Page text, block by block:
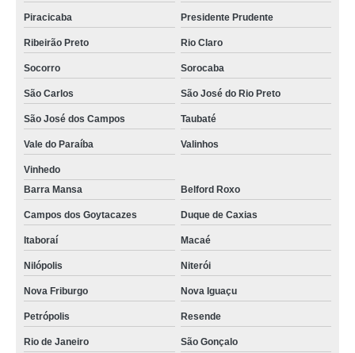
Piracicaba Presidente Prudente
Ribeirão Preto Rio Claro
Socorro Sorocaba
São Carlos São José do Rio Preto
São José dos Campos Taubaté
Vale do Paraíba Valinhos
Vinhedo
Barra Mansa
Belford Roxo
Campos dos Goytacazes Duque de Caxias
Itaboraí Macaé
Nilópolis Niterói
Nova Friburgo Nova Iguaçu
Petrópolis Resende
Rio de Janeiro São Gonçalo